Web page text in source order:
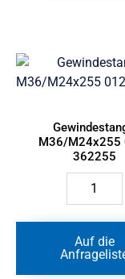
M36/M24x255
362255
M36/M24x255
012-
Auf die